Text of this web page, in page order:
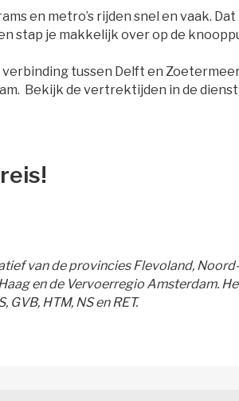
en metro’s rijden snel en vaak.
stap je makkelijk over op de
tussen Delft en
Bekijk de vertrektijden in de
van de provincies Flevoland,
en de Vervoerregio Amsterdam.
GVB, HTM, NS en RET.